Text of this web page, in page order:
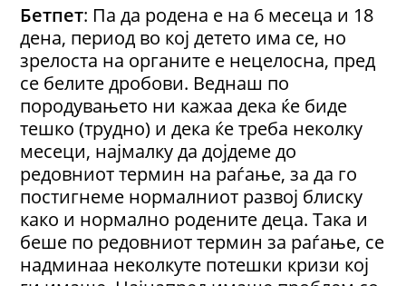
Бетпет: Па да родена е на 6 месеца и 18
дена, период во кој детето има се, но
зрелоста на органите е нецелосна, пред
се белите дробови. Веднаш по
породувањето ни кажаа дека ќе биде
тешко (трудно) и дека ќе треба неколку
месеци, најмалку да дојдеме до
редовниот термин на раѓање, за да го
постигнеме нормалниот развој блиску
како и нормално родените деца. Така и
беше по редовниот термин за раѓање, се
надминаа неколкуте потешки кризи кој